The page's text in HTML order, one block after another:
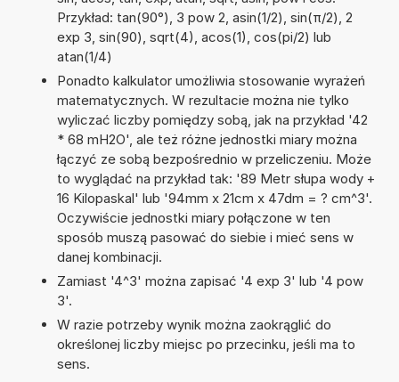
Przykład: tan(90°), 3 pow 2, asin(1/2), sin(π/2), 2
exp 3, sin(90), sqrt(4), acos(1), cos(pi/2) lub
atan(1/4)
Ponadto kalkulator umożliwia stosowanie wyrażeń
matematycznych. W rezultacie można nie tylko
wyliczać liczby pomiędzy sobą, jak na przykład '42
* 68 mH2O', ale też różne jednostki miary można
łączyć ze sobą bezpośrednio w przeliczeniu. Może
to wyglądać na przykład tak: '89 Metr słupa wody +
16 Kilopaskal' lub '94mm x 21cm x 47dm = ? cm^3'.
Oczywiście jednostki miary połączone w ten
sposób muszą pasować do siebie i mieć sens w
danej kombinacji.
Zamiast '4^3' można zapisać '4 exp 3' lub '4 pow
3'.
W razie potrzeby wynik można zaokrąglić do
określonej liczby miejsc po przecinku, jeśli ma to
sens.